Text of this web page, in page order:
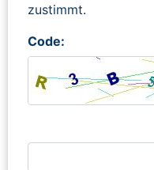
zustimmt.
Code: